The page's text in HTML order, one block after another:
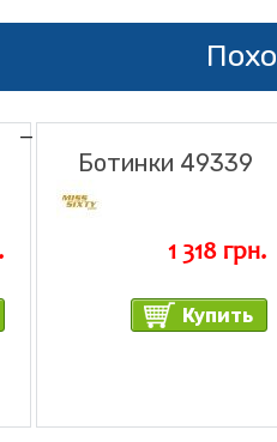
Ботинки 49339
1 318 грн.
Купить